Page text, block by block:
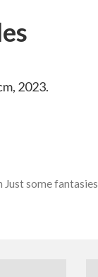
2023.
Just some fantasies